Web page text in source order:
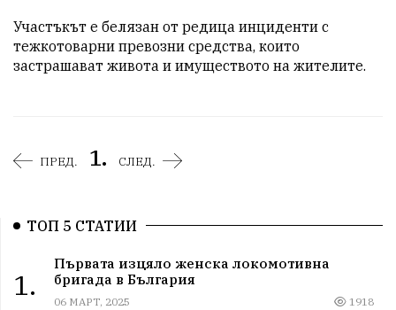
Участъкът е белязан от редица инциденти с
тежкотоварни превозни средства, които
застрашават живота и имуществото на жителите.
ПРЕД. 1. СЛЕД.
ТОП 5 СТАТИИ
1.
Първата изцяло женска локомотивна
бригада в България
06 МАРТ, 2025 1918